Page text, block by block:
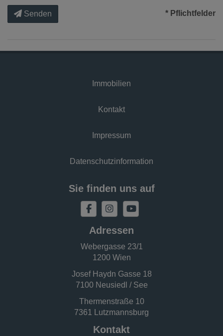
Senden * Pflichtfelder
Immobilien
Kontakt
Impressum
Datenschutzinformation
Sie finden uns auf
Adressen
Webergasse 23/1
1200 Wien
Josef Haydn Gasse 18
7100 Neusiedl / See
Thermenstraße 10
7361 Lutzmannsburg
Kontakt